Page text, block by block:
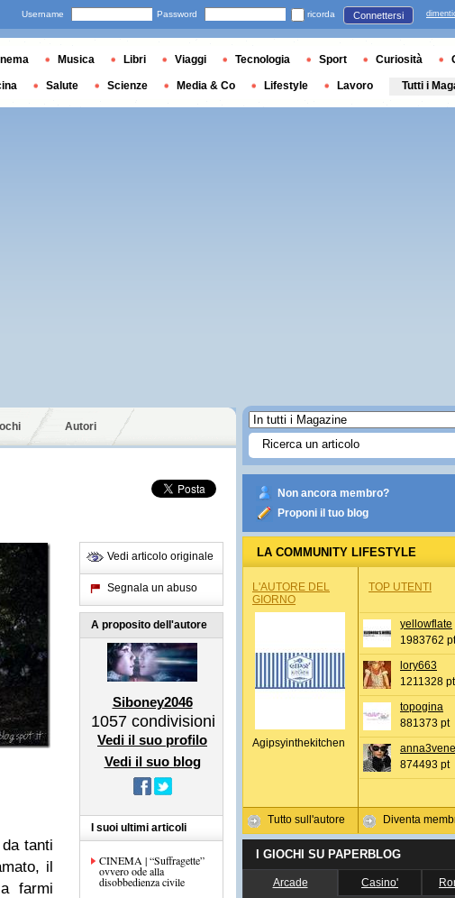
Autori
tanti
il
farmi
Vedi articolo originale
Segnala un abuso
A proposito dell'autore
Siboney2046
1057 condivisioni
Vedi il suo profilo
Vedi il suo blog
I suoi ultimi articoli
CINEMA | “Suffragette”
ovvero ode alla
disobbedienza civile
Non ancora membro?
Proponi il tuo blog
LA COMMUNITY LIFESTYLE
L'AUTORE DEL
GIORNO
Agipsyinthekitchen
Tutto sull'autore
TOP UTENTI
yellowflate
1983762 pt
lory663
1211328 pt
topogina
881373 pt
874493 pt
Diventa
I GIOCHI SU PAPERBLOG
Arcade Casino'
Username Password ricorda Connettersi
Musica Libri Viaggi Tecnologia Sport Curiosità
Salute Scienze Media & Co Lifestyle Lavoro Tutti i